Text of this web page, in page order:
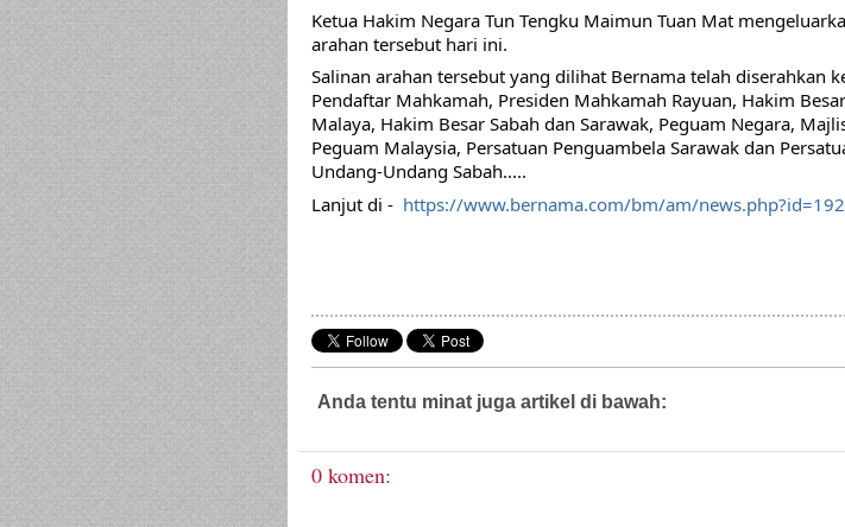
Ketua Hakim Negara Tun Tengku Maimun Tuan Mat
arahan tersebut hari ini.
Salinan arahan tersebut yang dilihat Bernama telah diserahkan
Pendaftar Mahkamah, Presiden Mahkamah Rayuan, Hakim Besar
Malaya, Hakim Besar Sabah dan Sarawak, Peguam Negara,
Peguam Malaysia, Persatuan Penguambela Sarawak dan
Undang-Undang Sabah.....
Lanjut di - https://www.bernama.com/bm/am/
Anda tentu minat juga artikel di bawah:
0 komen: